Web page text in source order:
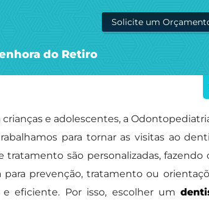
do Retiro
Solicite um
e adolescentes, a
para tornar as visitas ao
são personalizadas, fazendo
prevenção, tratamento ou
e eficiente. Por isso, escolher um